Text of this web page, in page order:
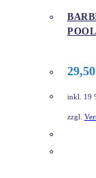
POOL
29,50
inkl. 19
zzgl.